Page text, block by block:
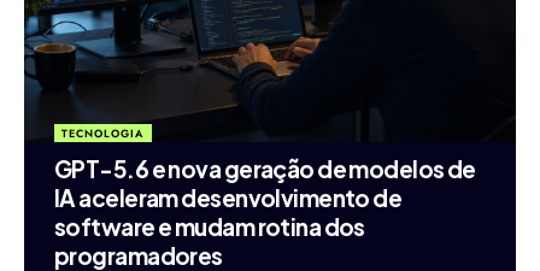
TECNOLOGIA
GPT-5.6 e nova geração de modelos de
IA aceleram desenvolvimento de
software e mudam rotina dos
programadores